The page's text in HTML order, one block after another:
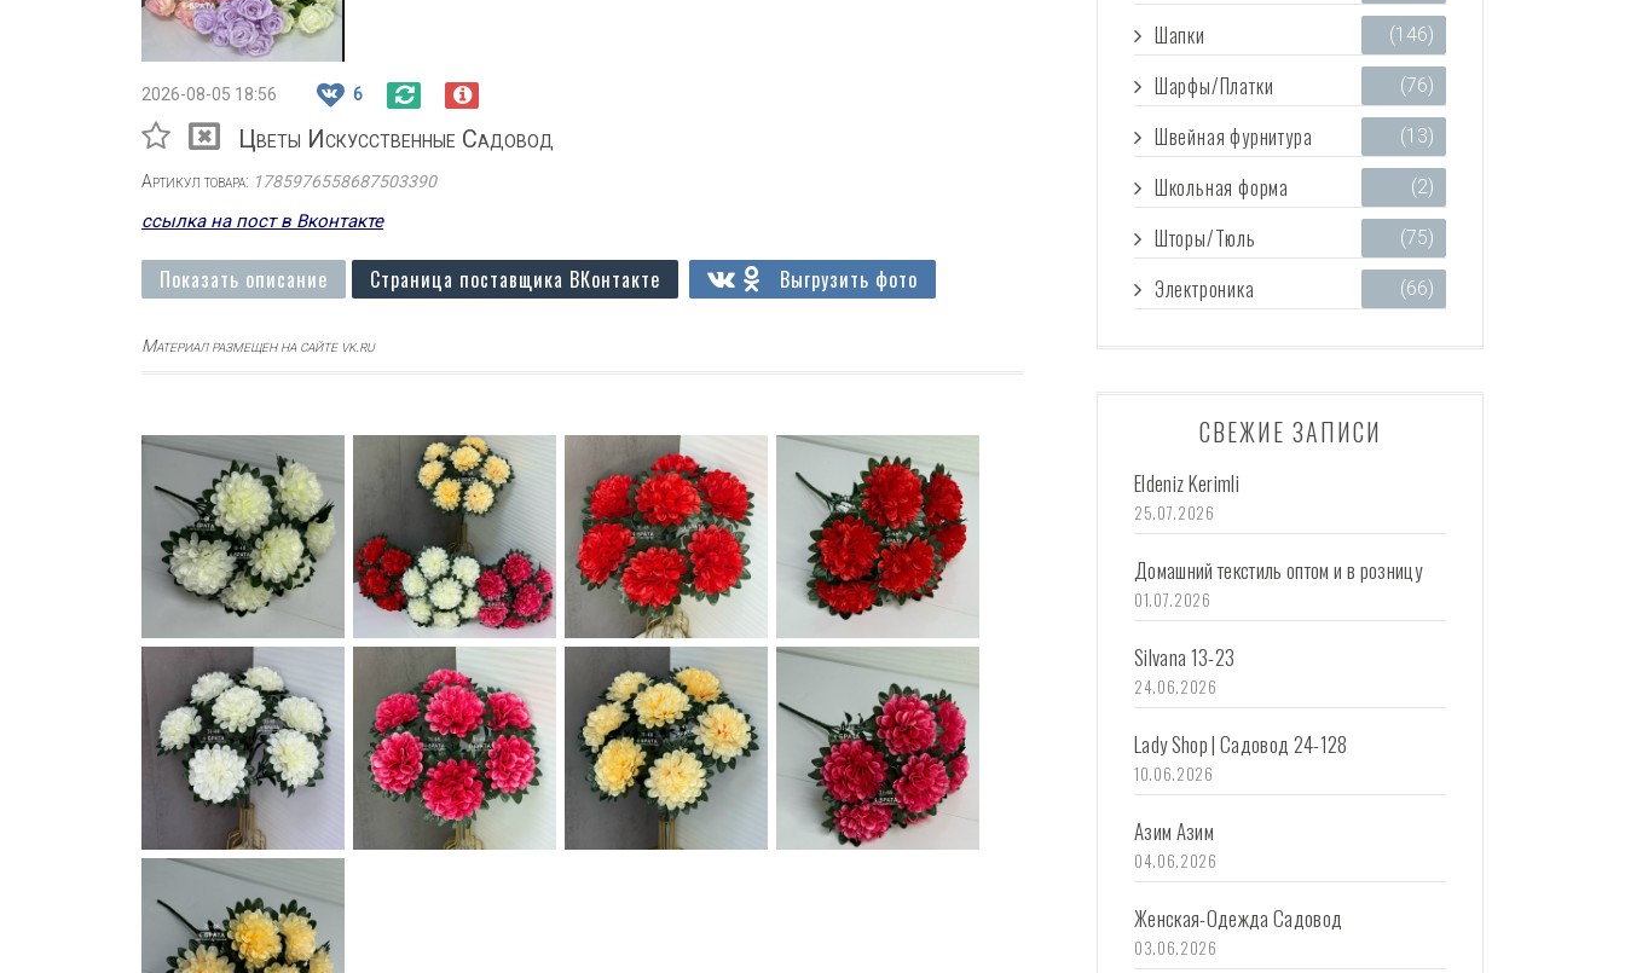
2026-08-05 18:56 6
Цветы Искусственные Садовод
Артикул товара: 1785976558687503390
ссылка на пост в Вконтакте
Показать описание Страница поставщика ВКонтакте Выгрузить фото
Материал размещен на сайте vk.ru
Шапки (146)
Шарфы/Платки (76)
Швейная фурнитура (13)
Школьная форма (2)
Шторы/Тюль (75)
Электроника (66)
СВЕЖИЕ ЗАПИСИ
Eldeniz Kerimli
25.07.2026
Домашний текстиль оптом и в розницу
01.07.2026
Silvana 13-23
24.06.2026
Lady Shop | Садовод 24-128
10.06.2026
Азим Азим
04.06.2026
Женская-Одежда Садовод
03.06.2026